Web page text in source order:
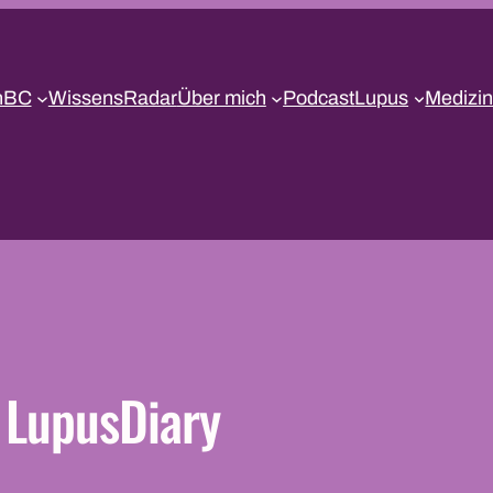
WissensRadarÜber mich PodcastLupus